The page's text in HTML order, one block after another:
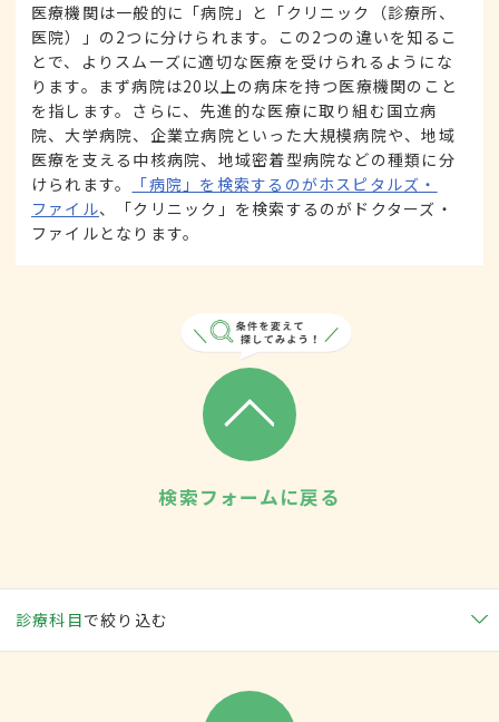
医療機関は一般的に「病院」と「クリニック（診療所、
医院）」の2つに分けられます。この2つの違いを知るこ
とで、よりスムーズに適切な医療を受けられるようにな
ります。まず病院は20以上の病床を持つ医療機関のこと
を指します。さらに、先進的な医療に取り組む国立病
院、大学病院、企業立病院といった大規模病院や、地域
医療を支える中核病院、地域密着型病院などの種類に分
けられます。
「病院」を検索するのがホスピタルズ・
ファイル、「クリニック」を検索するのがドクターズ・
ファイルとなります。
検索フォームに戻る
診療科目で絞り込む